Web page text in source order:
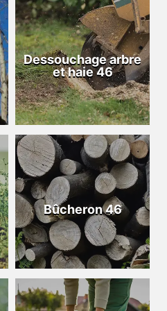
Dessouchage arbre
et haie 46
Bûcheron 46